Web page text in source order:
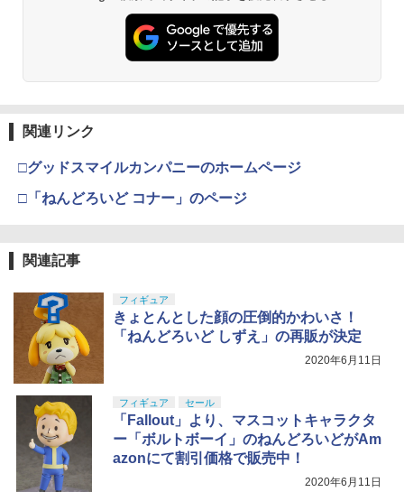
関連リンク
□グッドスマイルカンパニーのホームページ
□「ねんどろいど コナー」のページ
関連記事
フィギュア
きょとんとした顔の圧倒的かわいさ！
「ねんどろいど しずえ」の再販が決定
2020年6月11日
フィギュア セール
「Fallout」より、マスコットキャラクタ
ー「ボルトボーイ」のねんどろいどがAm
azonにて割引価格で販売中！
2020年6月11日